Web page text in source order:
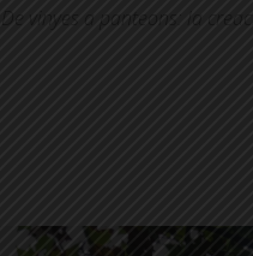
De vinyes a panteons: la